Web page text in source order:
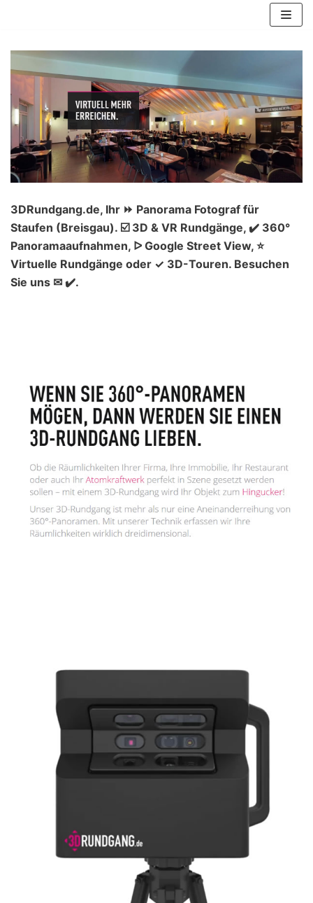
Inhalt
springen
3DRundgang.de, Ihr ⏩ Panorama Fotograf für
Staufen (Breisgau). ☑️ 3D & VR Rundgänge, ✔️ 360°
Panoramaaufnahmen, ᐅ Google Street View, ⭐
Virtuelle Rundgänge oder ✓ 3D-Touren. Besuchen
Sie uns ✉ ✔️.